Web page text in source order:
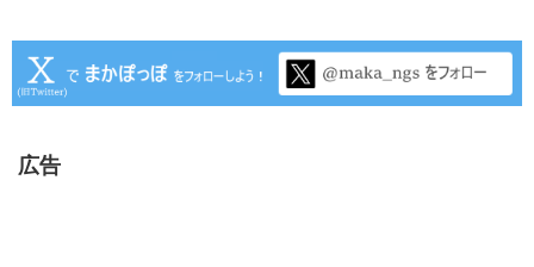
広告